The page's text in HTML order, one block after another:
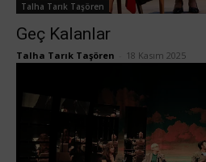
Talha Tarık Taşören
Geç Kalanlar
Talha Tarık Taşören 18 Kasım 2025